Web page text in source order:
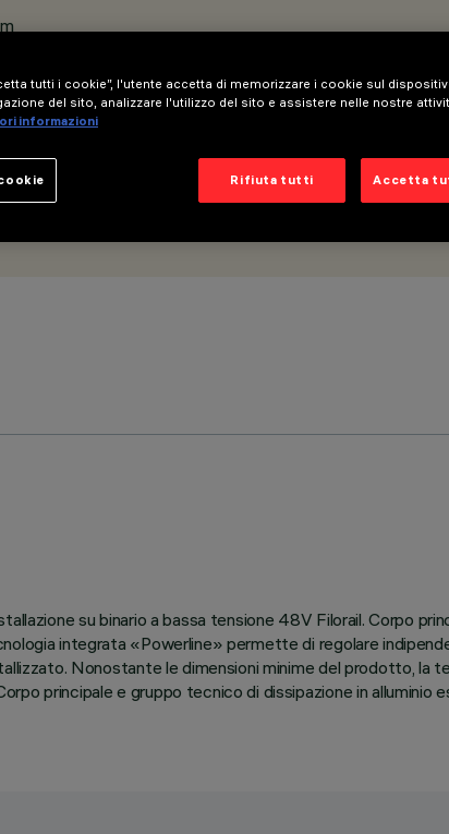
su binario a bassa tensione 48V Filorail. Corpo
integrata «Powerline» permette di regolare
Nonostante le dimensioni minime del prodotto,
principale e gruppo tecnico di dissipazione in alluminio
tutti i cookie”, l'utente accetta di memorizzare i cookie sul
del sito, analizzare l'utilizzo del sito e assistere nelle nostre
informazioni
Rifiuta tutti Accetta